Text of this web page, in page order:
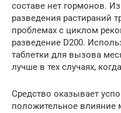
составе нет гормонов.
разведения растираний
проблемах с циклом
разведение D200.
таблетки для вызова
лучше в тех случаях,
Средство оказывает
положительное влияние